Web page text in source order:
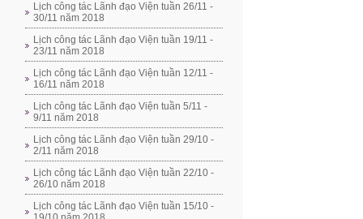
Lịch công tác Lãnh đạo Viện tuần 26/11 -
30/11 năm 2018
Lịch công tác Lãnh đạo Viện tuần 19/11 -
23/11 năm 2018
Lịch công tác Lãnh đạo Viện tuần 12/11 -
16/11 năm 2018
Lịch công tác Lãnh đạo Viện tuần 5/11 -
9/11 năm 2018
Lịch công tác Lãnh đạo Viện tuần 29/10 -
2/11 năm 2018
Lịch công tác Lãnh đạo Viện tuần 22/10 -
26/10 năm 2018
Lịch công tác Lãnh đạo Viện tuần 15/10 -